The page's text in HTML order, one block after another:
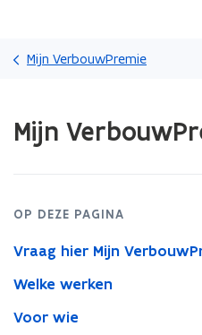
Mijn VerbouwPremie
met
laden.
op:
VerbouwPremie
vloer
Mijn
OP DEZE PAGINA
Vraag hier Mijn
Welke werken
Voor wie